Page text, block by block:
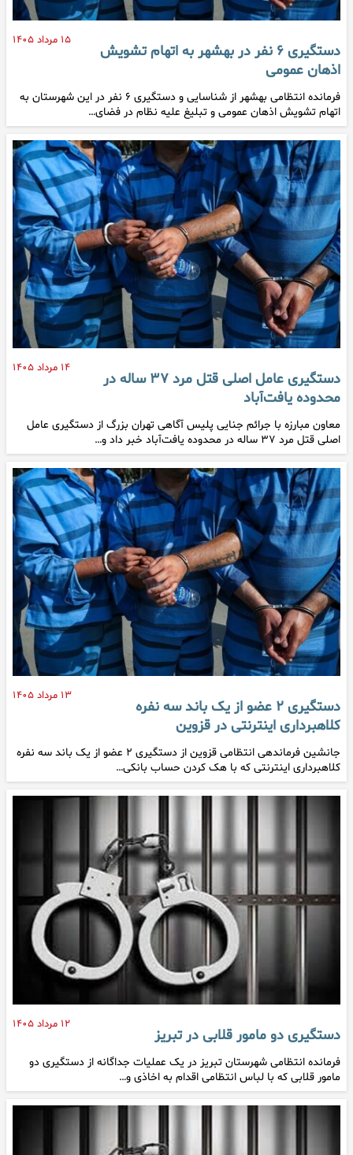
۱۵ مرداد ۱۴۰۵
دستگیری ۶ نفر در بهشهر به اتهام تشویش
اذهان عمومی
فرمانده انتظامی بهشهر از شناسایی و دستگیری ۶ نفر در این شهرستان به
اتهام تشویش اذهان عمومی و تبلیغ علیه نظام در فضای…
۱۴ مرداد ۱۴۰۵
دستگیری عامل اصلی قتل مرد ۳۷ ساله در
محدوده یافت‌آباد
معاون مبارزه با جرائم جنایی پلیس آگاهی تهران بزرگ از دستگیری عامل
اصلی قتل مرد ۳۷ ساله در محدوده یافت‌آباد خبر داد و…
۱۳ مرداد ۱۴۰۵
دستگیری ۲ عضو از یک باند سه نفره
کلاهبرداری اینترنتی در قزوین
جانشین فرماندهی انتظامی قزوین از دستگیری ۲ عضو از یک باند سه نفره
کلاهبرداری اینترنتی که با هک کردن حساب بانکی…
۱۲ مرداد ۱۴۰۵
دستگیری دو مامور قلابی در تبریز
فرمانده انتظامی شهرستان تبریز در یک عملیات جداگانه از دستگیری دو
مامور قلابی که با لباس انتظامی اقدام به اخاذی و…